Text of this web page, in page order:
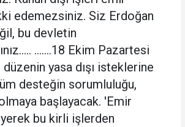
edemezsiniz. Siz Erdoğan
bu devletin
.......18 Ekim Pazartesi
düzenin yasa dışı isteklerine
desteğin sorumluluğu,
başlayacak. 'Emir
bu kirli işlerden